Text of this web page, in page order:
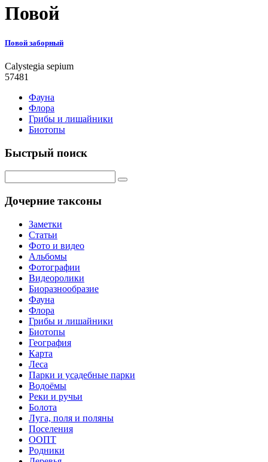
Повой
Повой заборный
Calystegia sepium
57481
Фауна
Флора
Грибы и лишайники
Биотопы
Быстрый поиск
Дочерние таксоны
Заметки
Статьи
Фото и видео
Альбомы
Фотографии
Видеоролики
Биоразнообразие
Фауна
Флора
Грибы и лишайники
Биотопы
География
Карта
Леса
Парки и усадебные парки
Водоёмы
Реки и ручьи
Болота
Луга, поля и поляны
Поселения
ООПТ
Родники